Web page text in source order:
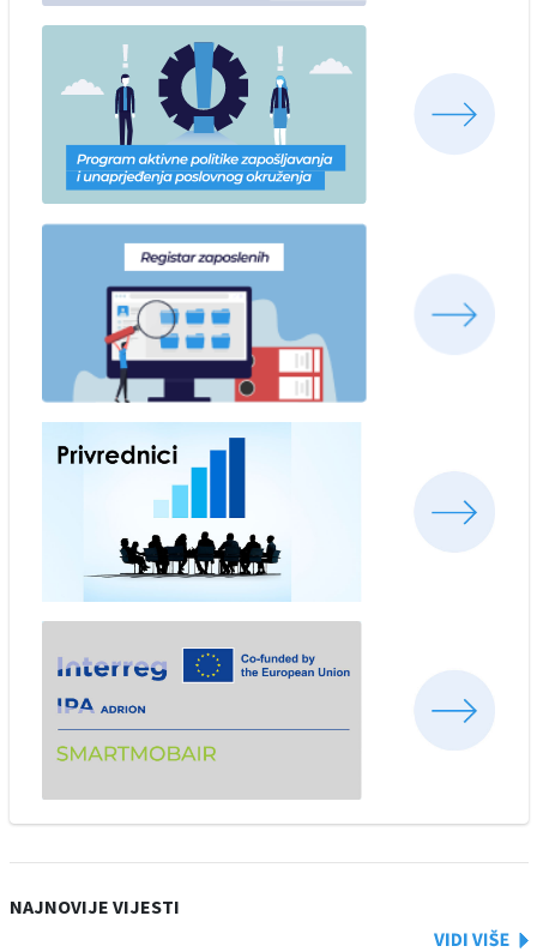
NAJNOVIJE VIJESTI